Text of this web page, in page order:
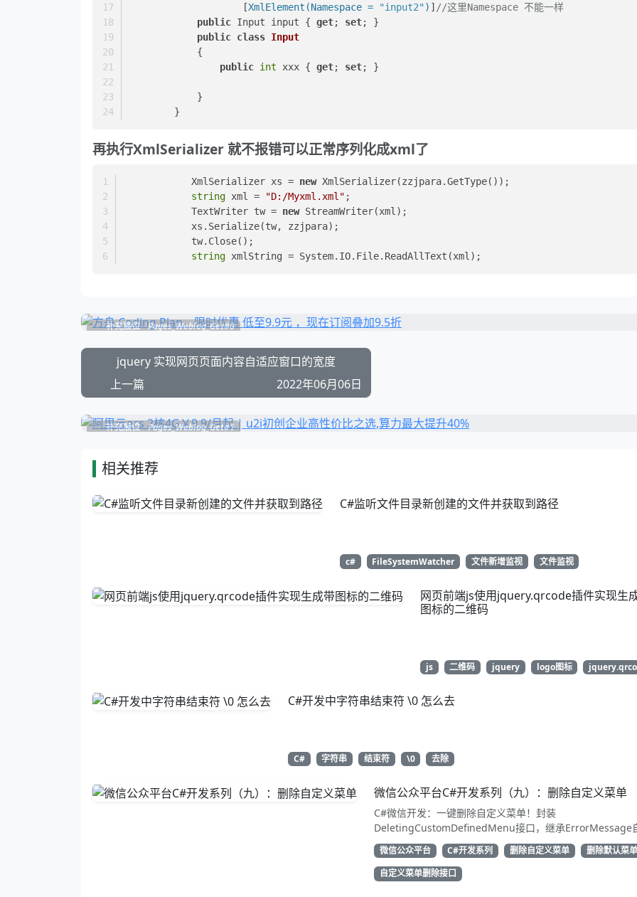
		    [
XmlElement(Namespace = "input2") ] //这里Namespace 不能一样
public Input input { get; set; }
public class Input
            {
public int xxx { get; set; }
            }
        }
再执行XmlSerializer 就不报错可以正常序列化成xml了
            XmlSerializer xs =
new XmlSerializer(zzjpara.GetType());
string xml = "D:/Myxml.xml" ;
            TextWriter tw =
new StreamWriter(xml);
            xs.Serialize(tw, zzjpara);
            tw.Close();
string xmlString = System.IO.File.ReadAllText(xml);
补充展位 Pages_Weblog_Get#0
jquery 实现网页页面内容自适应窗口的宽度
上一篇
2022年06月06日
补充展位 Pages_Weblog_Get#1
相关推荐
C#监听文件目录新创建的文件并获取到路径
c# FileSystemWatcher 文件新增监视 文件监视
网页前端js使用jquery.qrcode插件实现生
图标的二维码
js 二维码 jquery logo图标
C#开发中字符串结束符 \0 怎么去
C# 字符串 结束符 \0 去除
微信公众平台C#开发系列（九）：删除自定义菜单
C#微信开发：一键删除自定义菜单！封装
DeletingCustomDefinedMenu接口，继承ErrorMessage
解析结果。只需access_token即可调用API清除配置。代码
用性强，告别繁琐XML处理，直接GetResponse获取状态
动态管理公众号的开发者，建议收藏备用！
微信公众平台 C#开发系列 删除自定义菜单
删除默认菜单
自定义菜单删除接口